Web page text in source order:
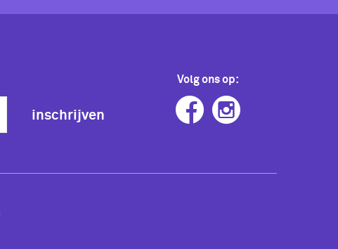
inschrijven
Volg ons op: